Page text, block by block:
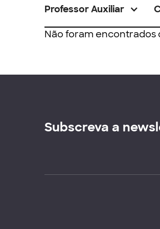
Professor Auxiliar
Não foram encontrados
Subscreva a